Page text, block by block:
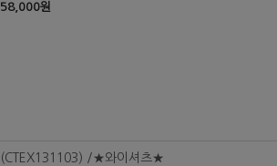
58,000원
(CTEX131103) /★와이셔츠★